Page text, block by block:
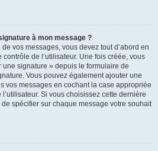
à mon message ?
vos messages, vous devez tout d’abord en
de l’utilisateur. Une fois créée, vous
signature » depuis le formulaire de
Vous pouvez également ajouter une
vos messages en cochant la case appropriée
Si vous choisissez cette dernière
spécifier sur chaque message votre souhait